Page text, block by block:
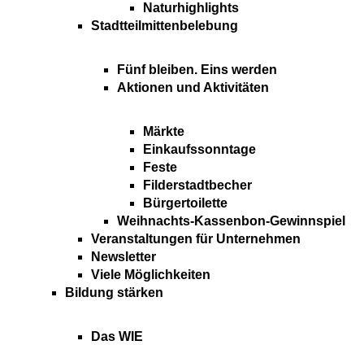
Naturhighlights
Stadtteilmittenbelebung
Fünf bleiben. Eins werden
Aktionen und Aktivitäten
Märkte
Einkaufssonntage
Feste
Filderstadtbecher
Bürgertoilette
Weihnachts-Kassenbon-Gewinnspiel
Veranstaltungen für Unternehmen
Newsletter
Viele Möglichkeiten
Bildung stärken
Das WIE